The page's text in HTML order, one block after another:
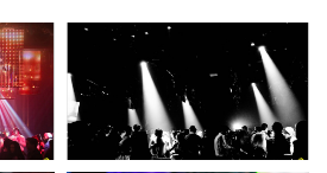
לחצו
לפתיחת
הגלריה
בחלון
פופאפ
לפתיחת
הגלריה
בחלון
פופאפ